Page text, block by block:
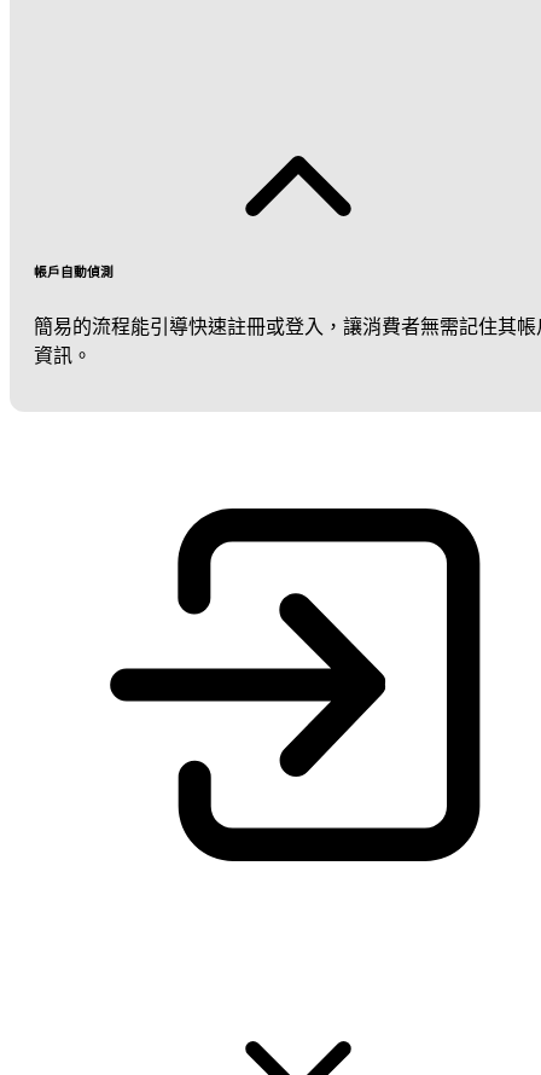
帳戶自動偵測
簡易的流程能引導快速註冊或登入，讓消費者無需記住其帳
資訊。